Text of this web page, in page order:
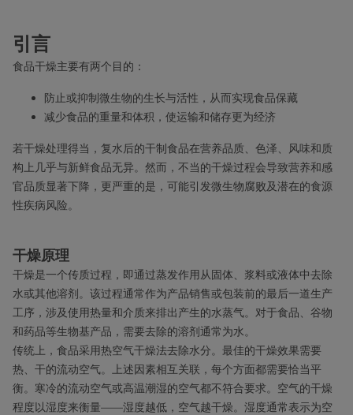
引言
食品干燥主要有两个目的：
防止或抑制微生物的生长与活性，从而实现食品保藏
减少食品的重量和体积，使运输和储存更为经济
若干燥处理得当，复水后的干制食品在营养品质、色泽、风味和质
构上几乎与新鲜食品无异。然而，不当的干燥过程会导致营养和感
官品质显著下降，更严重的是，可能引发微生物腐败及潜在的食源
性疾病风险。
干燥原理
干燥是一个传质过程，即通过蒸发作用从固体、浆料或液体中去除
水或其他溶剂。该过程通常作为产品销售或包装前的最后一道生产
工序，涉及使用热量和介质来排出产生的水蒸气。对于食品、谷物
和药品等生物基产品，需要去除的溶剂通常为水。
传统上，食品采用热空气干燥法去除水分。最佳的干燥效果需要
热、干的流动空气。上述因素相互关联，每个方面都需要恰当平
衡。寒冷的流动空气或高温潮湿的空气都不符合要求。空气的干燥
程度以湿度来衡量——湿度越低，空气越干燥。湿度通常表示为空